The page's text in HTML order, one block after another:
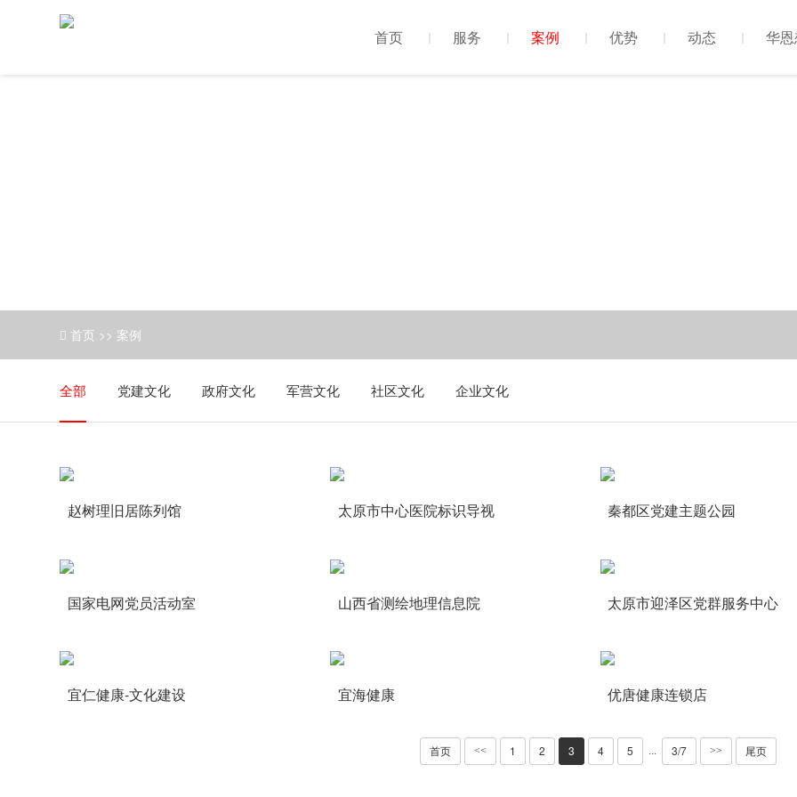
首页 服务 案例 优势 动态 华
首页 >> 案例
全部 党建文化 政府文化 军营文化 社区文化 企业文化
赵树理旧居陈列馆 太原市中心医院标识导视 秦都区党建主题公园
国家电网党员活动室 山西省测绘地理信息院 太原市迎泽区党群服务中心
宜仁健康-文化建设 宜海健康 优唐健康连锁店
首页 << 1 2 3 4 5 ··· 3/7 >> 尾页